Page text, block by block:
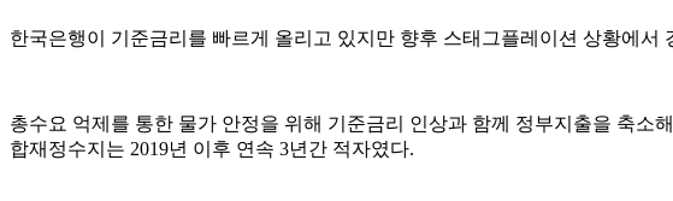
한국은행이 기준금리를 빠르게 올리고 있지만 향후 스태그플레이션 상황에
총수요 억제를 통한 물가 안정을 위해 기준금리 인상과 함께 정부지출을 축소
합재정수지는 2019년 이후 연속 3년간 적자였다.